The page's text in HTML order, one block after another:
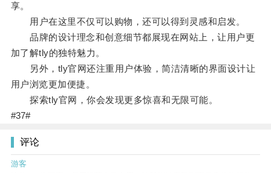
享。
用户在这里不仅可以购物，还可以得到灵感和启发。
品牌的设计理念和创意细节都展现在网站上，让用户更
加了解tly的独特魅力。
另外，tly官网还注重用户体验，简洁清晰的界面设计让
用户浏览更加便捷。
探索tly官网，你会发现更多惊喜和无限可能。
#37#
评论
游客